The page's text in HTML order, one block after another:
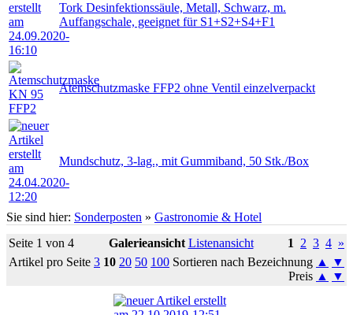
Tork Desinfektionssäule, Metall, Schwarz, m.
Auffangschale, geeignet für S1+S2+S4+F1
Atemschutzmaske FFP2 ohne Ventil einzelverpackt
Mundschutz, 3-lag., mit Gummiband, 50 Stk./Box
Sie sind hier: Sonderposten » Gastronomie & Hotel
Seite 1 von 4
1 2 3 4 »
Galerieansicht Listenansicht
Artikel pro Seite 3 10 20 50 100 Sortieren nach Bezeichnung ▲
▼
Preis ▲ ▼